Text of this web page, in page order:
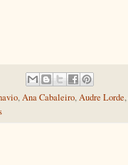
,Ana Cabaleiro,Audre Lorde,